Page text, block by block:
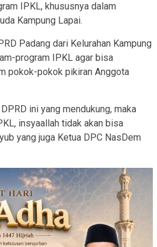
IPKL, khususnya dalam
Kampung Lapai.
Padang dari Kelurahan Kampung
program IPKL agar bisa
pokok-pokok pikiran Anggota
ini yang mendukung, maka
insyaallah tidak akan bisa
yang juga Ketua DPC NasDem